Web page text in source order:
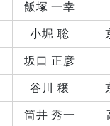
飯塚 一幸
小堀 聡
坂口 正彦
谷川 穣
筒井 秀一